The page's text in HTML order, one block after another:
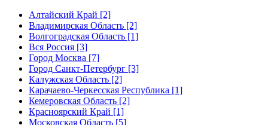
Алтайский Край [2]
Владимирская Область [2]
Волгоградская Область [1]
Вся Россия [3]
Город Москва [7]
Город Санкт-Петербург [3]
Калужская Область [2]
Карачаево-Черкесская Республика [1]
Кемеровская Область [2]
Красноярский Край [1]
Московская Область [5]